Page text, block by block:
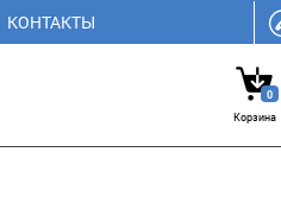
КОНТАКТЫ
0
Корзина